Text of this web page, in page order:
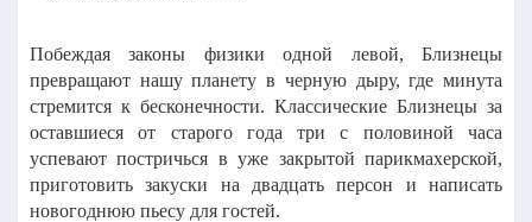
Побеждая законы физики одной левой, Близнецы
превращают нашу планету в черную дыру, где минута
стремится к бесконечности. Классические Близнецы за
оставшиеся от старого года три с половиной часа
успевают постричься в уже закрытой парикмахерской,
приготовить закуски на двадцать персон и написать
новогоднюю пьесу для гостей.